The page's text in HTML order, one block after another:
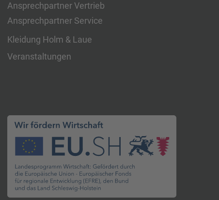
Ansprechpartner Vertrieb
Ansprechpartner Service
Kleidung Holm & Laue
Veranstaltungen